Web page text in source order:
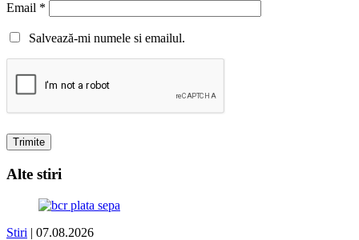
Email *
Salvează-mi numele si emailul.
Alte stiri
Stiri | 07.08.2026